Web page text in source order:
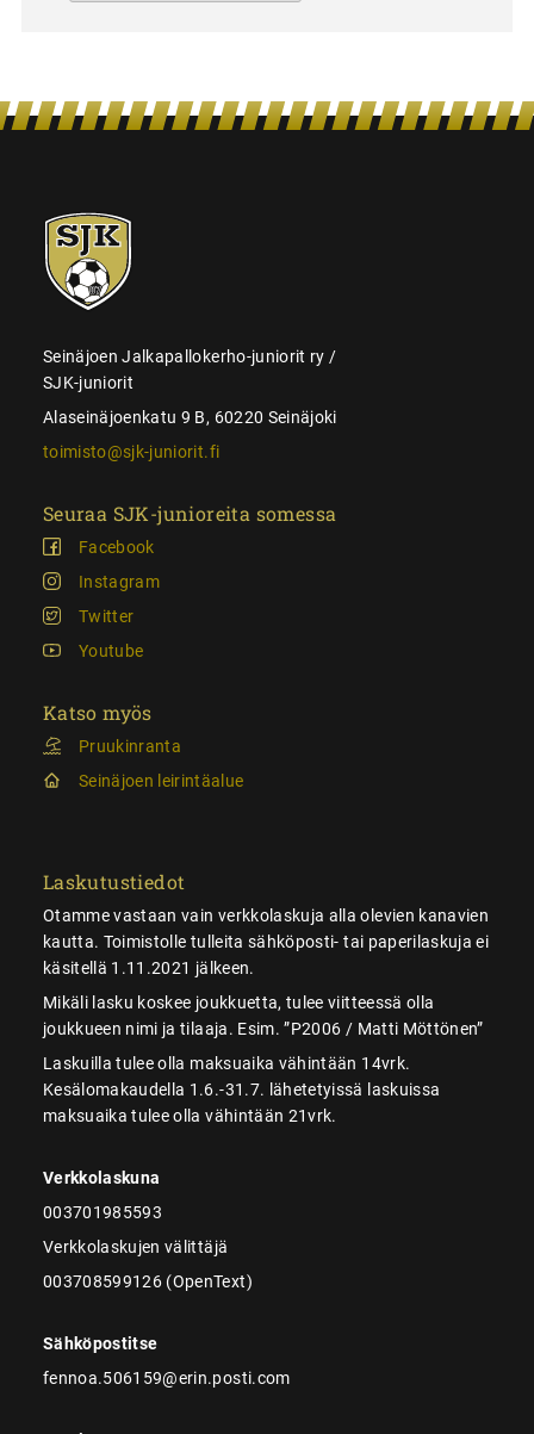
SJK-
juniorit
Seinäjoen Jalkapallokerho-juniorit ry /
SJK-juniorit
Alaseinäjoenkatu 9 B, 60220 Seinäjoki
toimisto@sjk-juniorit.fi
Seuraa SJK-junioreita somessa
Facebook
Instagram
Twitter
Youtube
Katso myös
Pruukinranta
Seinäjoen leirintäalue
Laskutustiedot
Otamme vastaan vain verkkolaskuja alla olevien kanavien
kautta. Toimistolle tulleita sähköposti- tai paperilaskuja ei
käsitellä 1.11.2021 jälkeen.
Mikäli lasku koskee joukkuetta, tulee viitteessä olla
joukkueen nimi ja tilaaja. Esim. ”P2006 / Matti Möttönen”
Laskuilla tulee olla maksuaika vähintään 14vrk.
Kesälomakaudella 1.6.-31.7. lähetetyissä laskuissa
maksuaika tulee olla vähintään 21vrk.
Verkkolaskuna
003701985593
Verkkolaskujen välittäjä
003708599126 (OpenText)
Sähköpostitse
fennoa.506159@erin.posti.com